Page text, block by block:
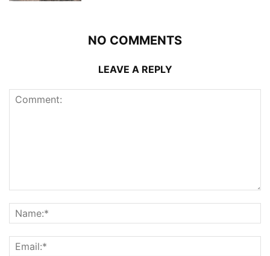
NO COMMENTS
LEAVE A REPLY